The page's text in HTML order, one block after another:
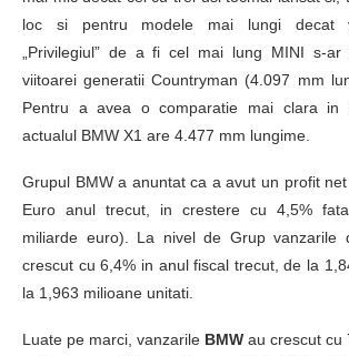
loc si pentru modele mai lungi decat
„Privilegiul” de a fi cel mai lung MINI s-
viitoarei generatii Countryman (4.097 mm
Pentru a avea o comparatie mai clara in
actualul BMW X1 are 4.477 mm lungime.
Grupul BMW a anuntat ca a avut un profit
Euro anul trecut, in crestere cu 4,5%
miliarde euro). La nivel de Grup vanzarile
crescut cu 6,4% in anul fiscal trecut, de la
la 1,963 milioane unitati.
Luate pe marci, vanzarile BMW au crescut cu